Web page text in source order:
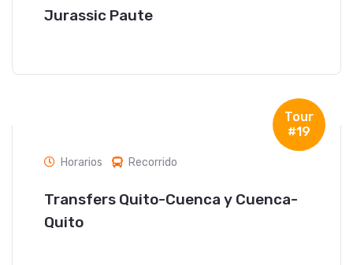
Jurassic Paute
Tour
#19
Horarios Recorrido
Transfers Quito-Cuenca y Cuenca-
Quito